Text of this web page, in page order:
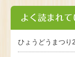
よく読まれ
ひょうどうまつり